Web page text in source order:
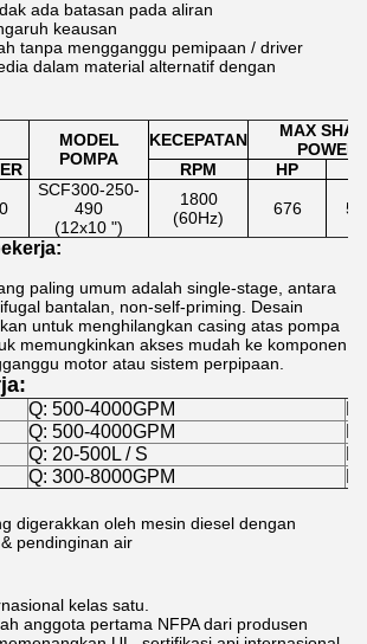
ada batasan pada aliran
keausan
tanpa mengganggu pemipaan / driver
dalam material alternatif dengan
MODEL
POMPA
KECEPATAN
MAX
POWER
RPM HP
SCF300-250-
490
(12x10 ")
1800
(60Hz)
676
paling umum adalah single-stage, antara
bantalan, non-self-priming. Desain
untuk menghilangkan casing atas pompa
memungkinkan akses mudah ke komponen
motor atau sistem perpipaan.
Q: 500-4000GPM
Q: 500-4000GPM
Q: 20-500L / S
Q: 300-8000GPM
digerakkan oleh mesin diesel dengan
pendinginan air
kelas satu.
anggota pertama NFPA dari produsen